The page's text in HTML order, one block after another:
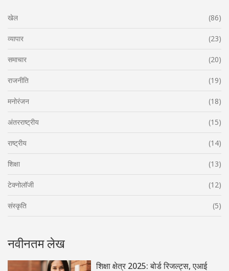
खेल (86)
व्यापार (23)
समाचार (20)
राजनीति (19)
मनोरंजन (18)
अंतरराष्ट्रीय (15)
राष्ट्रीय (14)
शिक्षा (13)
टेक्नोलॉजी (12)
संस्कृति (5)
नवीनतम लेख
शिक्षा क्षेत्र 2025: बोर्ड रिजल्ट्स, एआई